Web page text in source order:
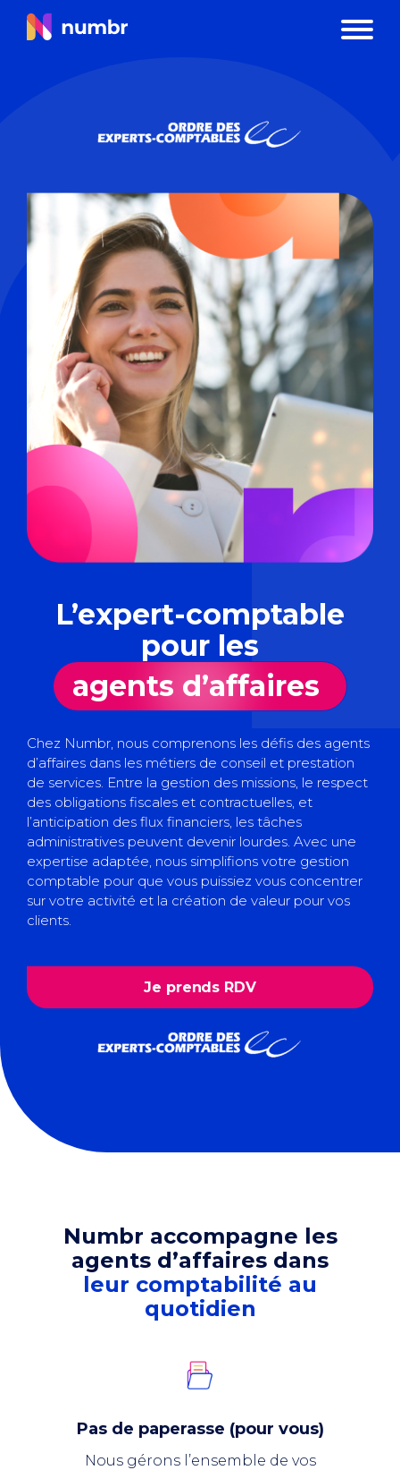
L’expert-comptable
pour les
agents d’affaires
Chez Numbr, nous comprenons les défis des agents
d’affaires dans les métiers de conseil et prestation
de services. Entre la gestion des missions, le respect
des obligations fiscales et contractuelles, et
l’anticipation des flux financiers, les tâches
administratives peuvent devenir lourdes. Avec une
expertise adaptée, nous simplifions votre gestion
comptable pour que vous puissiez vous concentrer
sur votre activité et la création de valeur pour vos
clients.
Je prends RDV
Numbr accompagne les
agents d’affaires dans
leur comptabilité au
quotidien
Pas de paperasse (pour vous)
Nous gérons l’ensemble de vos